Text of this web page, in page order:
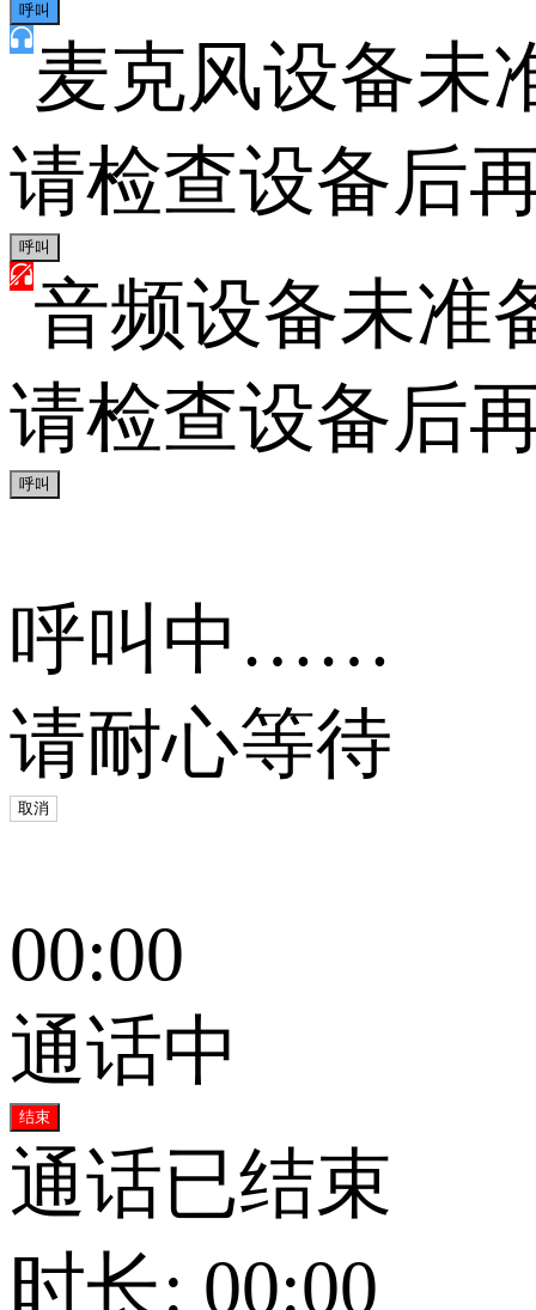
呼叫
麦克风设备未
请检查设备后
呼叫
音频设备未准
请检查设备后
呼叫
呼叫中……
请耐心等待
取消
00:00
通话中
结束
通话已结束
时长: 00:00